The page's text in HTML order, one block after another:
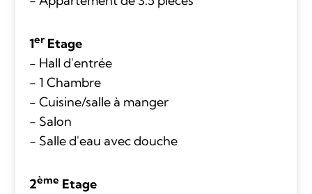
1erEtage
- Hall d'entrée
- 1 Chambre
- Cuisine/salle à manger
- Salon
- Salle d'eau avec douche
2ème Etage